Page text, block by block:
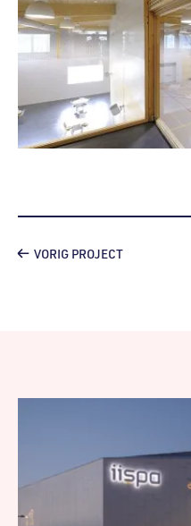
VORIG PROJECT